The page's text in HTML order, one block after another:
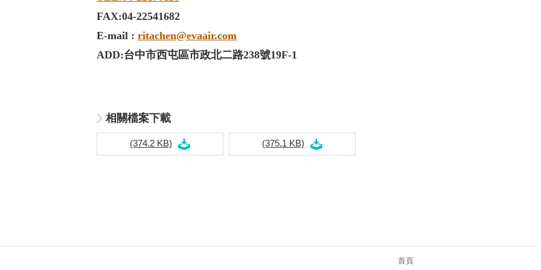
FAX:04-22541682
E-mail : ritachen@evaair.com
ADD:台中市西屯區市政北二路238號19F-1
相關檔案下載
(374.2 KB) (375.1 KB)
首頁